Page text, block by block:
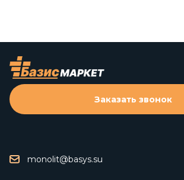
monolit@basys.su
Заказать звонок